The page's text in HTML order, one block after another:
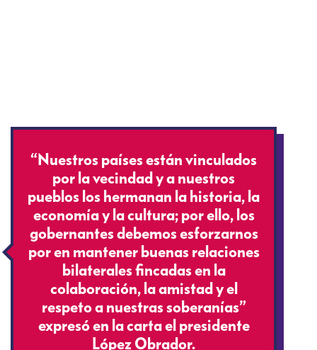
“Nuestros países están vinculados
por la vecindad y a nuestros
pueblos los hermanan la historia, la
economía y la cultura; por ello, los
gobernantes debemos esforzarnos
por en mantener buenas relaciones
bilaterales fincadas en la
colaboración, la amistad y el
respeto a nuestras soberanías”
expresó en la carta el presidente
López Obrador.